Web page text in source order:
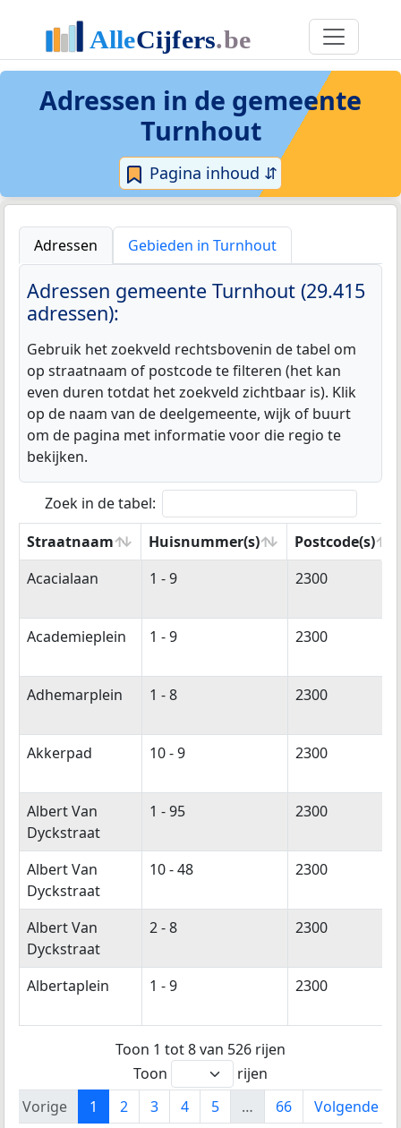
Adressen in de gemeente
Turnhout
Pagina inhoud ⇵
Adressen Gebieden in Turnhout
Adressen gemeente Turnhout (29.415
adressen):
Gebruik het zoekveld rechtsbovenin de tabel om
op straatnaam of postcode te filteren (het kan
even duren totdat het zoekveld zichtbaar is). Klik
op de naam van de deelgemeente, wijk of buurt
om de pagina met informatie voor die regio te
bekijken.
Zoek in de tabel:
Straatnaam
Huisnummer(s)
Postcode(s)
Straatnaam
Huisnummer(s) Postcode(s)
Acacialaan 1 - 9 2300
Academieplein 1 - 9 2300
Adhemarplein 1 - 8 2300
Akkerpad 10 - 9 2300
Albert Van
Dyckstraat
1 - 95 2300
Albert Van
Dyckstraat
10 - 48 2300
Albert Van
Dyckstraat
2 - 8 2300
Albertaplein 1 - 9 2300
Toon 1 tot 8 van 526 rijen
Toon
rijen
Vorige
1 2 3 4 5 … 66 Volgende